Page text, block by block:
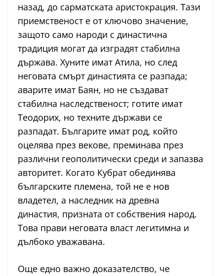
назад, до сарматската аристокрация. Тази
приемственост е от ключово значение,
защото само народи с династична
традиция могат да изградят стабилна
държава. Хуните имат Атила, но след
неговата смърт династията се разпада;
аварите имат Баян, но не създават
стабилна наследственост; готите имат
Теодорих, но техните държави се
разпадат. Българите имат род, който
оцелява през векове, преминава през
различни геополитически среди и запазва
авторитет. Когато Кубрат обединява
българските племена, той не е нов
владетел, а наследник на древна
династия, призната от собствения народ.
Това прави неговата власт легитимна и
дълбоко уважавана.
Още едно важно доказателство, че